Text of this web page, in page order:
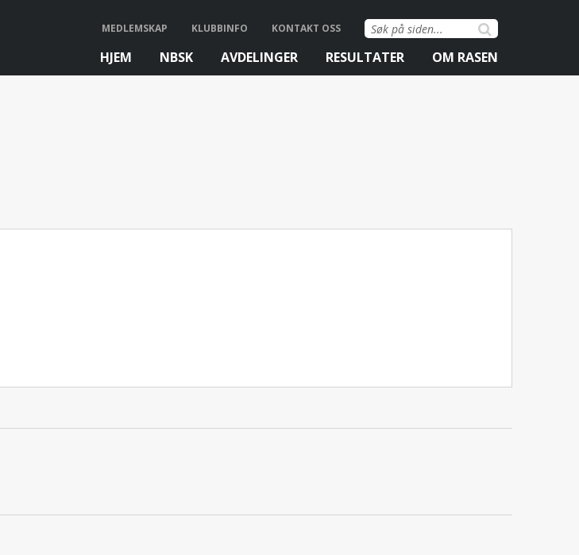
Søk
etter:
MEDLEMSKAP KLUBBINFO KONTAKT OSS
HJEM NBSK AVDELINGER RESULTATER OM RASEN